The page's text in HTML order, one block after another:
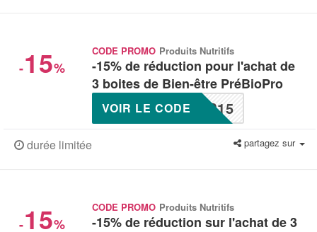
-15%
CODE PROMO Produits Nutritifs
-15% de réduction pour l'achat de
3 boites de Bien-être PréBioPro
P15
VOIR LE CODE
durée limitée partagez sur
-15%
CODE PROMO Produits Nutritifs
-15% de réduction sur l'achat de 3